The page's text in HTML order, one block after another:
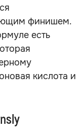
финишем.
есть
кислота и